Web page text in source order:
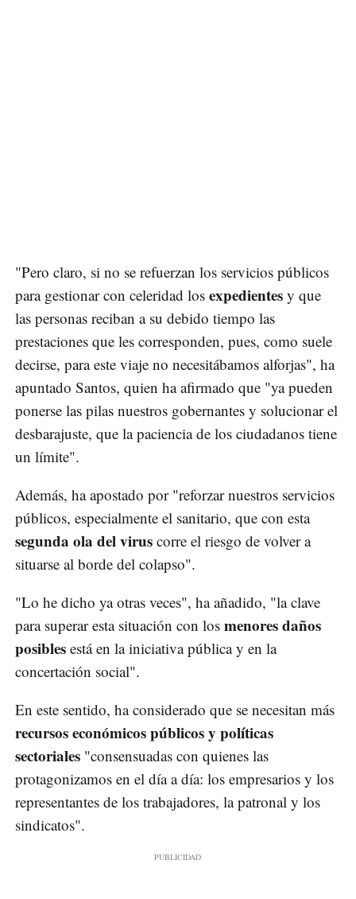
"Pero claro, si no se refuerzan los servicios públicos
para gestionar con celeridad los expedientes y que
las personas reciban a su debido tiempo las
prestaciones que les corresponden, pues, como suele
decirse, para este viaje no necesitábamos alforjas", ha
apuntado Santos, quien ha afirmado que "ya pueden
ponerse las pilas nuestros gobernantes y solucionar el
desbarajuste, que la paciencia de los ciudadanos tiene
un límite".
Además, ha apostado por "reforzar nuestros servicios
públicos, especialmente el sanitario, que con esta
segunda ola del virus corre el riesgo de volver a
situarse al borde del colapso".
"Lo he dicho ya otras veces", ha añadido, "la clave
para superar esta situación con los menores daños
posibles está en la iniciativa pública y en la
concertación social".
En este sentido, ha considerado que se necesitan más
recursos económicos públicos y políticas
sectoriales "consensuadas con quienes las
protagonizamos en el día a día: los empresarios y los
representantes de los trabajadores, la patronal y los
sindicatos".